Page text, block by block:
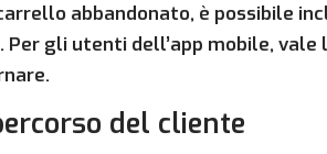
abbandonato, è possibile
gli utenti dell’app mobile,
del cliente